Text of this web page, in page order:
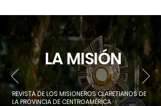
LA MISIÓN
REVISTA DE LOS MISIONEROS CLARETIANOS DE
LA PROVINCIA DE CENTROAMÉRICA